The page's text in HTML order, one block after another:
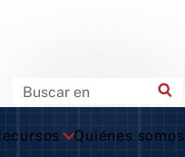
Quiénes somos